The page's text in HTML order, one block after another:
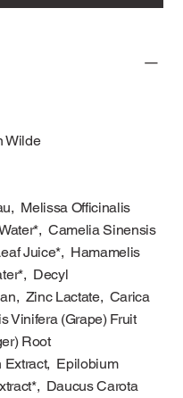
Wilde
Melissa Officinalis
Camelia Sinensis
Juice*, Hamamelis
Decyl
Zinc Lactate, Carica
Vinifera (Grape) Fruit
Root
Extract, Epilobium
Daucus Carota